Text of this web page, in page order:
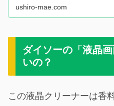
ushiro-mae.com
ダイソーの「液晶
いの？
この液晶クリーナーは香